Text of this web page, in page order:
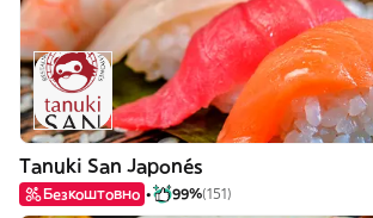
Tanuki San Japonés
Безкоштовно 99%(151)